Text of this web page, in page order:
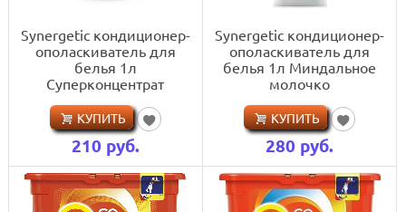
Synergetic кондиционер-
ополаскиватель для
белья 1л
Суперконцентрат
КУПИТЬ
210 руб.
Synergetic кондиционер-
ополаскиватель для
белья 1л Миндальное
молочко
КУПИТЬ
280 руб.